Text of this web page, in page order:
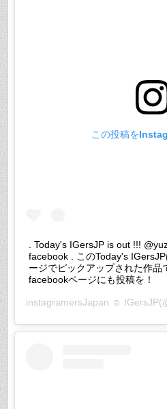
この投稿を
. Today's IGersJP is out !!!
facebook . このToday's
ージでピックアップされた作品
facebookページにも投稿を！
instagramersJapan ☺︎ IGersJP